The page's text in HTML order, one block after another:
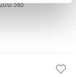
585